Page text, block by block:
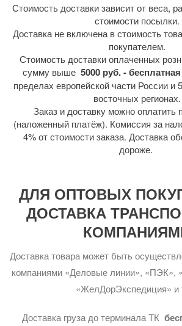
Стоимость доставки зависит от веса,
стоимости посылки.
Доставка не включена в стоимость
покупателем.
Стоимость доставки оплаченных
сумму выше 5000 руб. -
пределах европейской части России и
восточных регионах.
Заказ и доставку можно оплатить
(наложенный платёж). Комиссия за
4% от стоимости заказа. Доставка
дороже.
ДЛЯ ОПТОВЫХ
ДОСТАВКА
Доставка товара может быть
компаниями «Деловые линии», «ПЭК»,
«ЖелДорЭкспедиция» и
Доставка груза до терминала ТК